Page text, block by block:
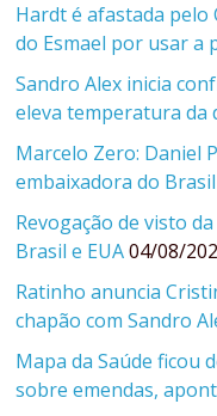
Hardt é afastada pelo
do Esmael por usar a
Sandro Alex inicia
eleva temperatura da
Marcelo Zero: Daniel
embaixadora do
Revogação de visto
Brasil e EUA 04/08/
Ratinho anuncia
chapão com Sandro
Mapa da Saúde ficou
sobre emendas,